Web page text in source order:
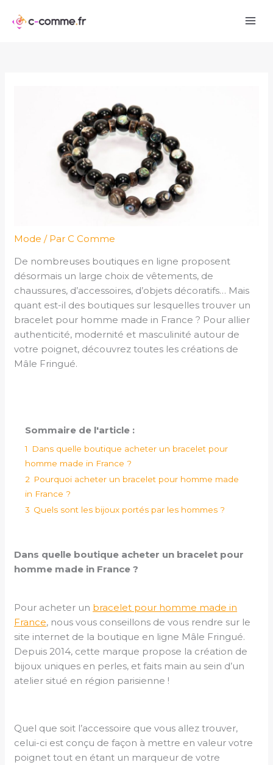
Mode / ParC Comme
De nombreuses boutiques en ligne proposent
désormais un large choix de vêtements, de
chaussures, d’accessoires, d’objets décoratifs… Mais
quant est-il des boutiques sur lesquelles trouver un
bracelet pour homme made in France ? Pour allier
authenticité, modernité et masculinité autour de
votre poignet, découvrez toutes les créations de
Mâle Fringué.
Sommaire de l'article :
1
Dans quelle boutique acheter un bracelet pour
homme made in France ?
2 Pourquoi acheter un bracelet pour homme made
in France ?
3 Quels sont les bijoux portés par les hommes ?
Dans quelle boutique acheter un bracelet pour
homme made in France ?
Pour acheter un bracelet pour homme made in
France, nous vous conseillons de vous rendre sur le
site internet de la boutique en ligne Mâle Fringué.
Depuis 2014, cette marque propose la création de
bijoux uniques en perles, et faits main au sein d’un
atelier situé en région parisienne !
Quel que soit l’accessoire que vous allez trouver,
celui-ci est conçu de façon à mettre en valeur votre
poignet tout en étant un marqueur de votre